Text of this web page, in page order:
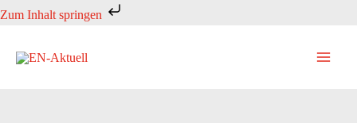
Zum Inhalt springen
Zum
springen